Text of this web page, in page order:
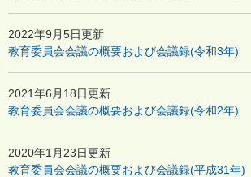
2022年9月5日更新
教育委員会会議の概要および会議録(令和3年)
2021年6月18日更新
教育委員会会議の概要および会議録(令和2年)
2020年1月23日更新
教育委員会会議の概要および会議録(平成31年)